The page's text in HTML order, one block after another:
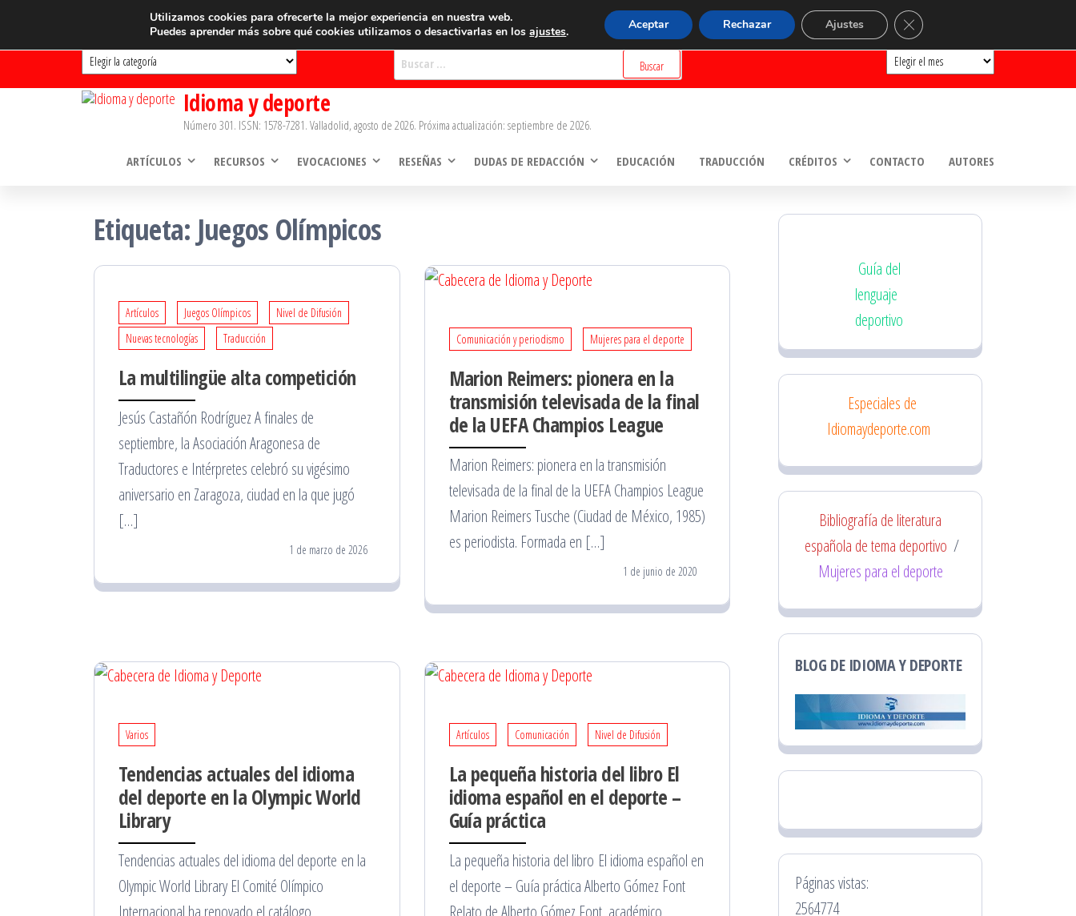
CATEGORÍAS
Categorías
BUSCADOR
Archivos
Idioma y deporte
Número 301. ISSN: 1578-7281. Valladolid, agosto de 2026. Próxima actualización: septiembre de 2026.
ARTÍCULOS RECURSOS EVOCACIONES RESEÑAS DUDAS DE REDACCIÓN EDUCACIÓN TRADUCCIÓN CRÉDITOS CONTACTO AUTORES
Etiqueta: Juegos Olímpicos
Artículos Juegos Olímpicos
Nivel de Difusión
Nuevas tecnologías
Traducción
La multilingüe alta competición
Jesús Castañón Rodríguez A finales de
septiembre, la Asociación Aragonesa de
Traductores e Intérpretes celebró su vigésimo
aniversario en Zaragoza, ciudad en la que jugó
[…]
1 de marzo de 2026
Comunicación y periodismo Mujeres para el deporte
Marion Reimers: pionera en la
transmisión televisada de la final
de la UEFA Champios League
Marion Reimers: pionera en la transmisión
televisada de la final de la UEFA Champios League
Marion Reimers Tusche (Ciudad de México, 1985)
es periodista. Formada en […]
1 de junio de 2020
Varios
Tendencias actuales del idioma
del deporte en la Olympic World
Library
Tendencias actuales del idioma del deporte en la
Olympic World Library El Comité Olímpico
Artículos Comunicación Nivel de Difusión
La pequeña historia del libro El
idioma español en el deporte –
Guía práctica
La pequeña historia del libro El idioma español en
el deporte – Guía práctica Alberto Gómez Font
Guía del
lenguaje
deportivo
Especiales de
Idiomaydeporte.com
Bibliografía de literatura
española de tema deportivo /
Mujeres para el deporte
BLOG DE IDIOMA Y DEPORTE
Páginas vistas:
2564774
Utilizamos cookies para ofrecerte la mejor experiencia en nuestra web.
Puedes aprender más sobre qué cookies utilizamos o desactivarlas en losajustes. Aceptar Rechazar Ajustes Cerrar el banner de cookies